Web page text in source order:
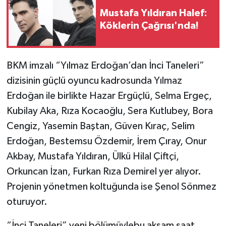
Mustafa Yıldıran Halef:
Köklerin Çağrısı'nda!
BKM imzalı “Yılmaz Erdoğan’dan İnci Taneleri”
dizisinin güçlü oyuncu kadrosunda Yılmaz
Erdoğan ile birlikte Hazar Ergüçlü, Selma Ergeç,
Kubilay Aka, Rıza Kocaoğlu, Sera Kutlubey, Bora
Cengiz, Yasemin Baştan, Güven Kıraç, Selim
Erdoğan, Bestemsu Özdemir, İrem Çıray, Onur
Akbay, Mustafa Yıldıran, Ülkü Hilal Çiftçi,
Orkuncan İzan, Furkan Rıza Demirel yer alıyor.
Projenin yönetmen koltuğunda ise Şenol Sönmez
oturuyor.